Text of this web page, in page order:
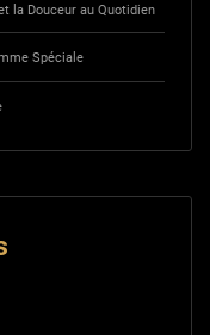
la Douceur au Quotidien
Spéciale